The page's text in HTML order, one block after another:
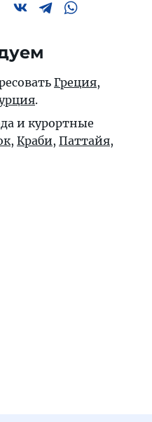
Греция,
.
и курортные
, Краби, Паттайя,